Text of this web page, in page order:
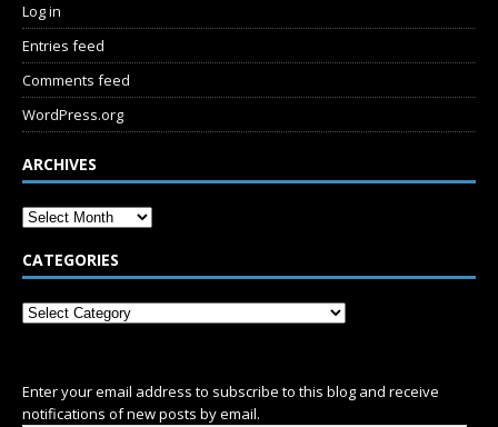
Log in
Entries feed
Comments feed
WordPress.org
ARCHIVES
CATEGORIES
Enter your email address to subscribe to this blog and receive
notifications of new posts by email.